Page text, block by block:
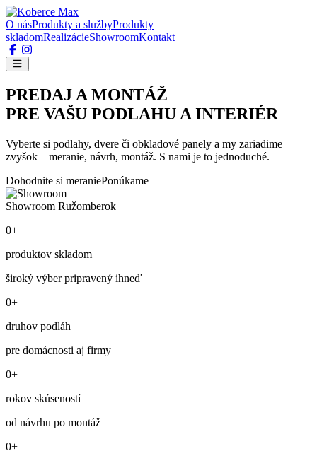
O násProdukty a službyProdukty
skladomRealizácieShowroomKontakt
PREDAJ A MONTÁŽ
PRE VAŠU PODLAHU A INTERIÉR
Vyberte si podlahy, dvere či obkladové panely a my zariadime
zvyšok – meranie, návrh, montáž. S nami je to jednoduché.
Dohodnite si meraniePonúkame
Showroom Ružomberok
0+
produktov skladom
široký výber pripravený ihneď
0+
druhov podláh
pre domácnosti aj firmy
0+
rokov skúseností
od návrhu po montáž
0+